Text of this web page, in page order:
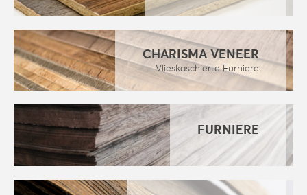
CHARISMA VENEER
Vlieskaschierte Furniere
FURNIERE